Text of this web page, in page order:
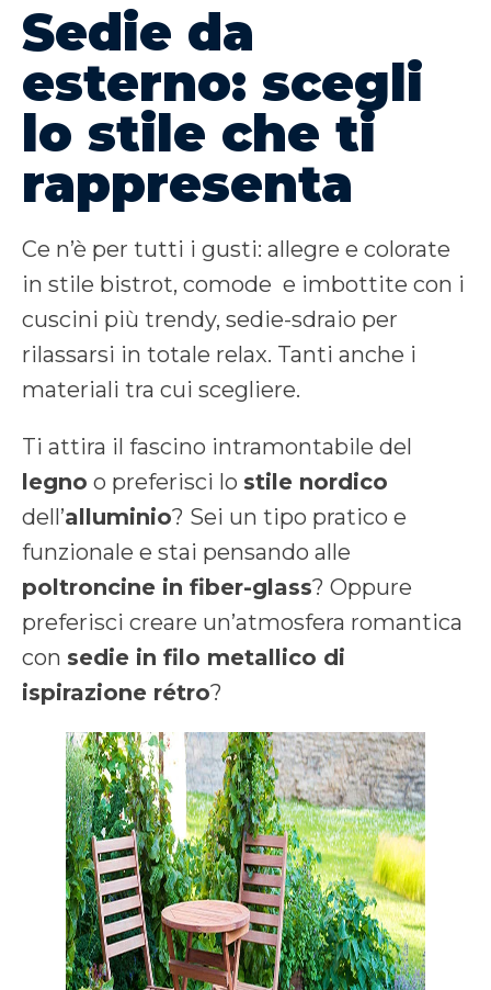
Sedie da
esterno: scegli
lo stile che ti
rappresenta
Ce n’è per tutti i gusti: allegre e colorate
in stile bistrot, comode e imbottite con i
cuscini più trendy, sedie-sdraio per
rilassarsi in totale relax. Tanti anche i
materiali tra cui scegliere.
Ti attira il fascino intramontabile del
legno o preferisci lo stile nordico
dell’alluminio? Sei un tipo pratico e
funzionale e stai pensando alle
poltroncine in fiber-glass? Oppure
preferisci creare un’atmosfera romantica
con sedie in filo metallico di
ispirazione rétro?